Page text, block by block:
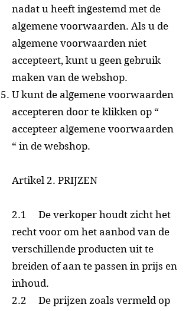
nadat u heeft ingestemd met de
algemene voorwaarden. Als u de
algemene voorwaarden niet
accepteert, kunt u geen gebruik
maken van de webshop.
U kunt de algemene voorwaarden
accepteren door te klikken op “
accepteer algemene voorwaarden
“ in de webshop.
Artikel 2. PRIJZEN
2.1 De verkoper houdt zicht het
recht voor om het aanbod van de
verschillende producten uit te
breiden of aan te passen in prijs en
inhoud.
2.2 De prijzen zoals vermeld op